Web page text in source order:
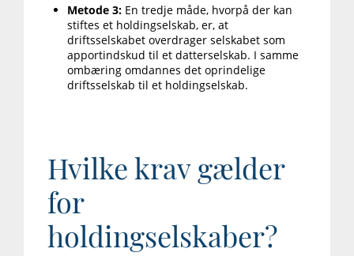
Metode 3: En tredje måde, hvorpå der kan
stiftes et holdingselskab, er, at
driftsselskabet overdrager selskabet som
apportindskud til et datterselskab. I samme
ombæring omdannes det oprindelige
driftsselskab til et holdingselskab.
Hvilke krav gælder
for
holdingselskaber?